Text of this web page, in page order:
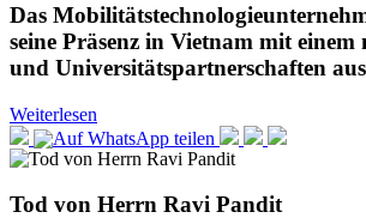
Das
seine Präsenz in Vietnam mit einem
und Universitätspartnerschaften
Weiterlesen
Tod von Herrn Ravi Pandit